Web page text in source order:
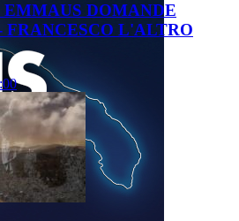
DOMANDE
FRANCESCO L'ALTRO